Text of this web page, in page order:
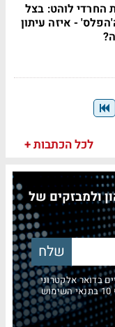
החרדי לוהט: בצל
- איזה עיתון
לכל הכתבות +
ולמבזקים של
בדואר אלקטרוני